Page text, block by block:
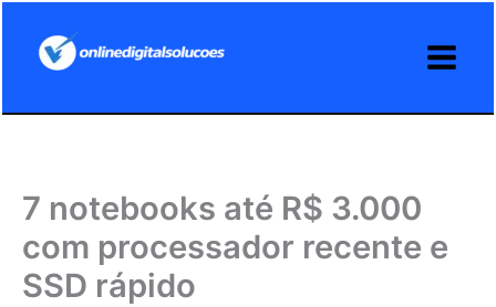
7 notebooks até R$ 3.000
com processador recente e
SSD rápido